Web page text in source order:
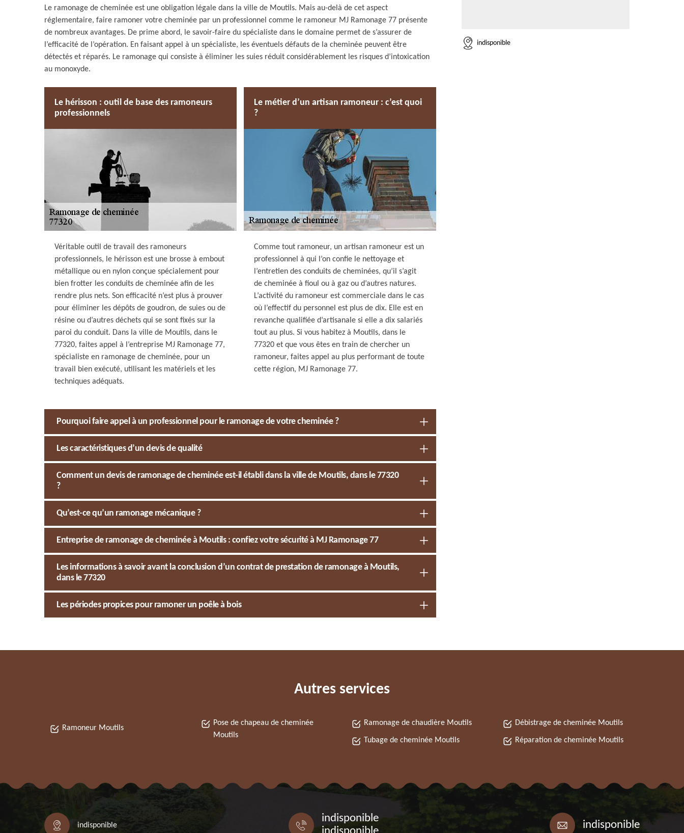
Le ramonage de cheminée est une obligation légale dans la ville de Moutils. Mais au-delà de cet aspect
réglementaire, faire ramoner votre cheminée par un professionnel comme le ramoneur MJ Ramonage 77 présente
de nombreux avantages. De prime abord, le savoir-faire du spécialiste dans le domaine permet de s’assurer de
l’efficacité de l’opération. En faisant appel à un spécialiste, les éventuels défauts de la cheminée peuvent être
détectés et réparés. Le ramonage qui consiste à éliminer les suies réduit considérablement les risques d’intoxication
au monoxyde.
Le hérisson : outil de base des ramoneurs
professionnels
Véritable outil de travail des ramoneurs
professionnels, le hérisson est une brosse à embout
métallique ou en nylon conçue spécialement pour
bien frotter les conduits de cheminée afin de les
rendre plus nets. Son efficacité n’est plus à prouver
pour éliminer les dépôts de goudron, de suies ou de
résine ou d’autres déchets qui se sont fixés sur la
paroi du conduit. Dans la ville de Moutils, dans le
77320, faites appel à l’entreprise MJ Ramonage 77,
spécialiste en ramonage de cheminée, pour un
travail bien exécuté, utilisant les matériels et les
techniques adéquats.
Le métier d’un artisan ramoneur : c’est quoi
?
Comme tout ramoneur, un artisan ramoneur est un
professionnel à qui l’on confie le nettoyage et
l’entretien des conduits de cheminées, qu’il s’agit
de cheminée à fioul ou à gaz ou d’autres natures.
L’activité du ramoneur est commerciale dans le cas
où l’effectif du personnel est plus de dix. Elle est en
revanche qualifiée d’artisanale si elle a dix salariés
tout au plus. Si vous habitez à Moutils, dans le
77320 et que vous êtes en train de chercher un
ramoneur, faites appel au plus performant de toute
cette région, MJ Ramonage 77.
Pourquoi faire appel à un professionnel pour le ramonage de votre cheminée ?
Les caractéristiques d’un devis de qualité
Comment un devis de ramonage de cheminée est-il établi dans la ville de Moutils, dans le 77320
?
Qu’est-ce qu’un ramonage mécanique ?
Entreprise de ramonage de cheminée à Moutils : confiez votre sécurité à MJ Ramonage 77
Les informations à savoir avant la conclusion d’un contrat de prestation de ramonage à Moutils,
dans le 77320
Les périodes propices pour ramoner un poêle à bois
indisponible
Autres services
Ramoneur Moutils
Pose de chapeau de cheminée
Moutils
Ramonage de chaudière Moutils
Tubage de cheminée Moutils
Débistrage de cheminée Moutils
Réparation de cheminée Moutils
indisponible
indisponible
indisponible